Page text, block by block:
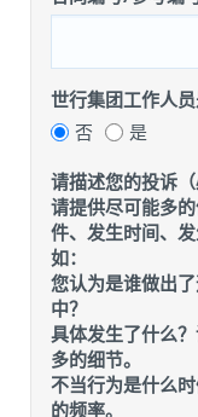
世行集团工作人
世
集
团
工
作
人
员
是
否
涉
嫌
否
世
集
团
工
人
是
否
涉
是
请描述您的投诉
请提供尽可能多
件、发生时间、
如：
您认为是谁做出
中？
具体发生了什么
多的细节。
不当行为是什么
的频率。